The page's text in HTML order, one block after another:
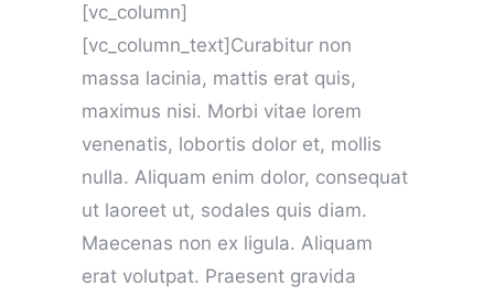
[vc_column]
[vc_column_text]Curabitur non
massa lacinia, mattis erat quis,
maximus nisi. Morbi vitae lorem
venenatis, lobortis dolor et, mollis
nulla. Aliquam enim dolor, consequat
ut laoreet ut, sodales quis diam.
Maecenas non ex ligula. Aliquam
erat volutpat. Praesent gravida